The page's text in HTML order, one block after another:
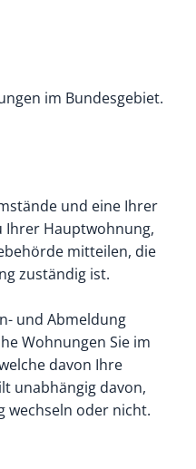
im Bundesgebiet.
und eine Ihrer
Ihrer Hauptwohnung,
mitteilen, die
zuständig ist.
und Abmeldung
Wohnungen Sie im
davon Ihre
unabhängig davon,
wechseln oder nicht.